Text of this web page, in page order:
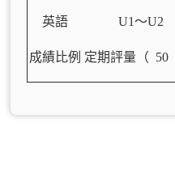
英語 U1～U2
成績比例 定期評量（ 50